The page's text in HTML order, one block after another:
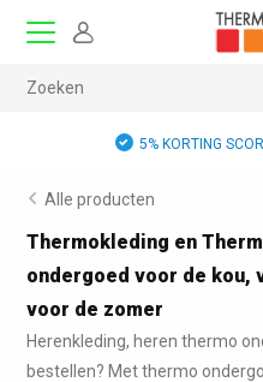
5% KORTING
Alle producten
Thermokleding en
ondergoed voor de kou,
voor de zomer
Herenkleding, heren thermo
bestellen? Met thermo